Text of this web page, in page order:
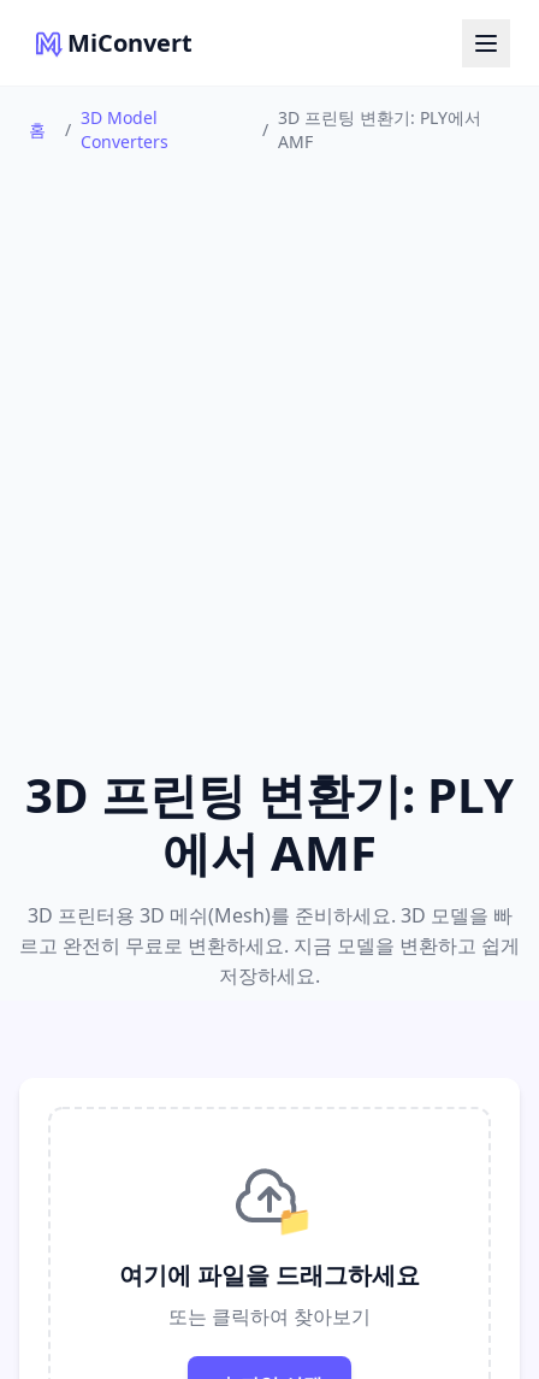
MiConvert
홈 /
3D Model
Converters
/
3D 프린팅 변환기: PLY에서
AMF
3D 프린팅 변환기: PLY
에서 AMF
3D 프린터용 3D 메쉬(Mesh)를 준비하세요. 3D 모델을 빠
르고 완전히 무료로 변환하세요. 지금 모델을 변환하고 쉽게
저장하세요.
📁
여기에 파일을 드래그하세요
또는 클릭하여 찾아보기